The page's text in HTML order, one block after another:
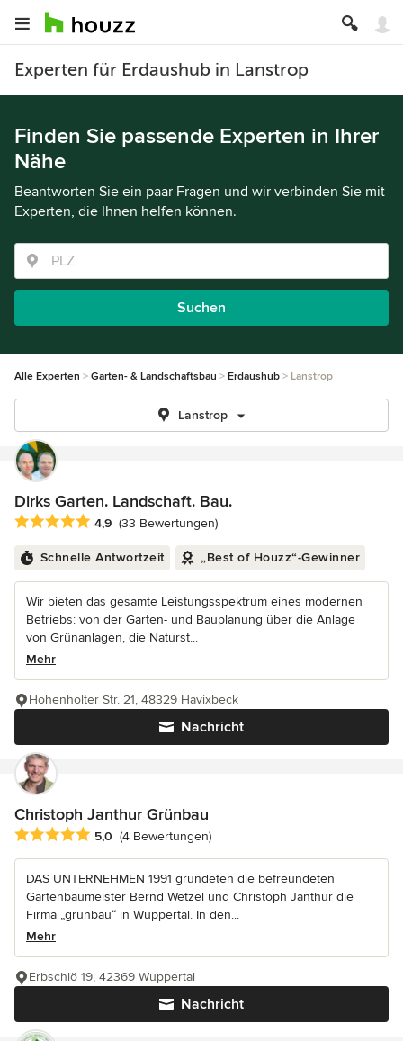
Experten für Erdaushub in Lanstrop
Finden Sie passende Experten in Ihrer
Nähe
Beantworten Sie ein paar Fragen und wir verbinden Sie mit
Experten, die Ihnen helfen können.
Suchen
Alle Experten Garten- & Landschaftsbau Erdaushub Lanstrop
Lanstrop
Dirks Garten. Landschaft. Bau.
Durchschnittliche Bewertung: 4.9 von 5 Sternen
4,9 (33 Bewertungen)
Schnelle Antwortzeit „Best of Houzz“-Gewinner
Wir bieten das gesamte Leistungsspektrum eines modernen
Betriebs: von der Garten- und Bauplanung über die Anlage
von Grünanlagen, die Naturst...
Mehr
Nachricht
Hohenholter Str. 21, 48329 Havixbeck
Christoph Janthur Grünbau
Durchschnittliche Bewertung: 5 von 5 Sternen
5,0 (4 Bewertungen)
DAS UNTERNEHMEN 1991 gründeten die befreundeten
Gartenbaumeister Bernd Wetzel und Christoph Janthur die
Firma „grünbau“ in Wuppertal. In den...
Mehr
Nachricht
Erbschlö 19, 42369 Wuppertal